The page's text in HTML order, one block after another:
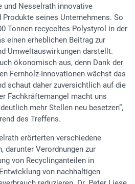
und Nesselrath innovative
seines Unternehmens. So
Tonnen recyceltes Polystyrol in der
einen erheblichen Beitrag zur
Umweltauswirkungen darstellt.
ökonomisch aus, denn Dank der
Fernholz-Innovationen wächst das
schaut daher zuversichtlich auf die
Fachkräftemangel macht uns
mehr Stellen neu besetzen“,
des Treffens.
erörterten verschiedene
darunter Verordnungen zur
von Recyclinganteilen in
von nachhaltigen